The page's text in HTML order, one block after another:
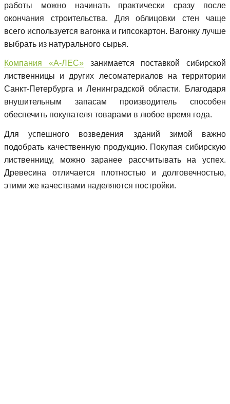
работы можно начинать практически сразу после
окончания строительства. Для облицовки стен чаще
всего используется вагонка и гипсокартон. Вагонку лучше
выбрать из натурального сырья.
Компания «А-ЛЕС»занимается поставкой сибирской
лиственницы и других лесоматериалов на территории
Санкт-Петербурга и Ленинградской области. Благодаря
внушительным запасам производитель способен
обеспечить покупателя товарами в любое время года.
Для успешного возведения зданий зимой важно
подобрать качественную продукцию. Покупая сибирскую
лиственницу, можно заранее рассчитывать на успех.
Древесина отличается плотностью и долговечностью,
этими же качествами наделяются постройки.